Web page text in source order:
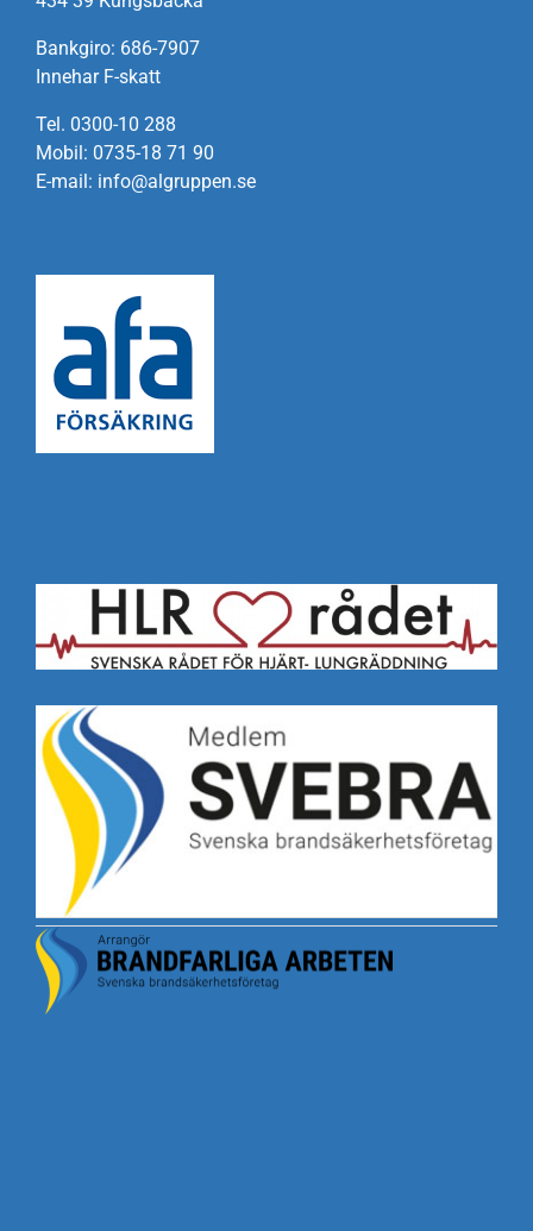
Bankgiro: 686-7907
Innehar F-skatt
Tel. 0300-10 288
Mobil: 0735-18 71 90
E-mail: info@algruppen.se